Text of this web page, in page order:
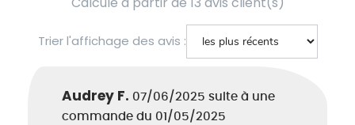
Trier l'affichage des avis :
Audrey F. 07/06/2025 suite à une
commande du 01/05/2025